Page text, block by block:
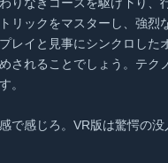
リックをマスターし、強
レイと見事にシンクロした
されることでしょう。テ
。
で感じろ。VR版は驚愕の没